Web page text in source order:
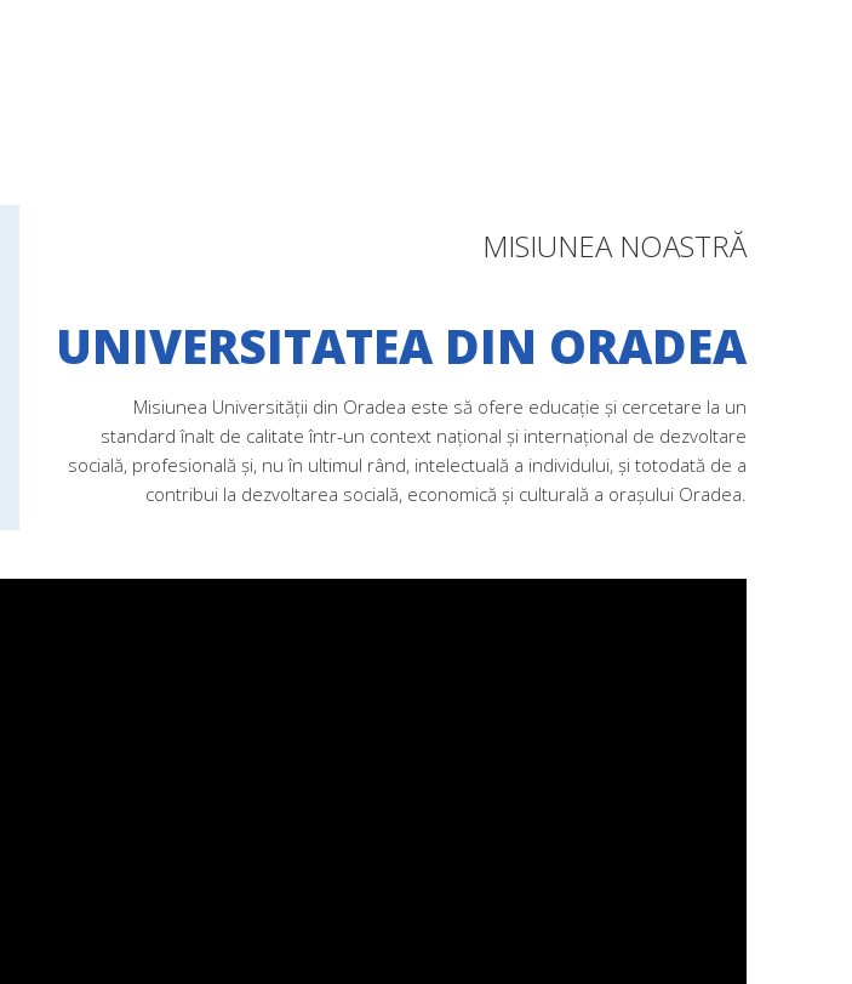
MISIUNEA NOASTRĂ
UNIVERSITATEA DIN ORADEA
Misiunea Universităţii din Oradea este să ofere educaţie şi cercetare la un
standard înalt de calitate într-un context naţional şi internaţional de dezvoltare
socială, profesională şi, nu în ultimul rând, intelectuală a individului, și totodată de a
contribui la dezvoltarea socială, economică şi culturală a oraşului Oradea.